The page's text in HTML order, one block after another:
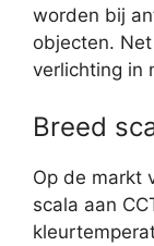
worden bij
objecten.
verlichting in
Breed
Op de markt
scala aan